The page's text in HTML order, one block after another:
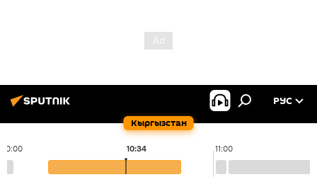
Кыргызстан
РУС
10:00 11:00
10:34